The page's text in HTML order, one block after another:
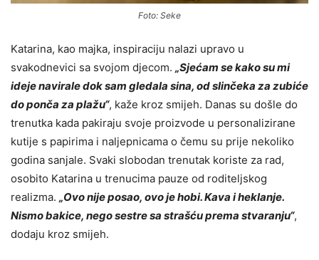
Foto: Seke
Katarina, kao majka, inspiraciju nalazi upravo u
svakodnevici sa svojom djecom. „Sjećam se kako su mi
ideje navirale dok sam gledala sina, od slinčeka za zubiće
do ponča za plažu“, kaže kroz smijeh. Danas su došle do
trenutka kada pakiraju svoje proizvode u personalizirane
kutije s papirima i naljepnicama o čemu su prije nekoliko
godina sanjale. Svaki slobodan trenutak koriste za rad,
osobito Katarina u trenucima pauze od roditeljskog
realizma. „Ovo nije posao, ovo je hobi. Kava i heklanje.
Nismo bakice, nego sestre sa strašću prema stvaranju“,
dodaju kroz smijeh.